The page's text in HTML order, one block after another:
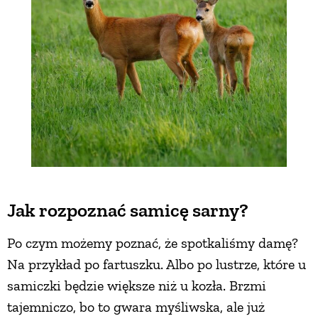
Jak rozpoznać samicę sarny?
Po czym możemy poznać, że spotkaliśmy damę?
Na przykład po fartuszku. Albo po lustrze, które u
samiczki będzie większe niż u kozła. Brzmi
tajemniczo, bo to gwara myśliwska, ale już